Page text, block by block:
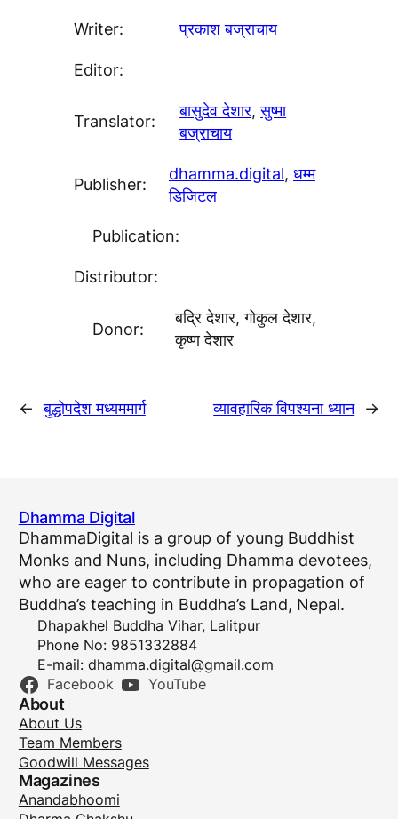
Writer: प्रकाश बज्राचाय
Editor:
Translator:
बासुदेव देशार, सुष्मा
बज्राचाय
Publisher:
dhamma.digital, धम्म
डिजिटल
Publication:
Distributor:
Donor:
बद्रि देशार, गोकुल देशार,
कृष्ण देशार
← बुद्धोपदेश मध्यममार्ग व्यावहारिक विपश्यना ध्यान →
Dhamma Digital
DhammaDigital is a group of young Buddhist
Monks and Nuns, including Dhamma devotees,
who are eager to contribute in propagation of
Buddha’s teaching in Buddha’s Land, Nepal.
Dhapakhel Buddha Vihar, Lalitpur
Phone No: 9851332884
E-mail: dhamma.digital@gmail.com
Facebook YouTube
About
About Us
Team Members
Goodwill Messages
Magazines
Anandabhoomi